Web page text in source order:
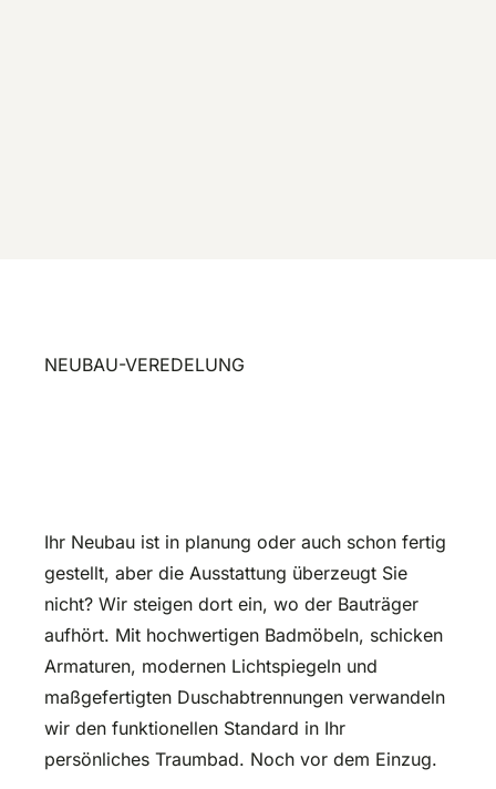
NEUBAU-VEREDELUNG
Ihr Neubau ist in planung oder auch schon fertig
gestellt, aber die Ausstattung überzeugt Sie
nicht? Wir steigen dort ein, wo der Bauträger
aufhört. Mit hochwertigen Badmöbeln, schicken
Armaturen, modernen Lichtspiegeln und
maßgefertigten Duschabtrennungen verwandeln
wir den funktionellen Standard in Ihr
persönliches Traumbad. Noch vor dem Einzug.